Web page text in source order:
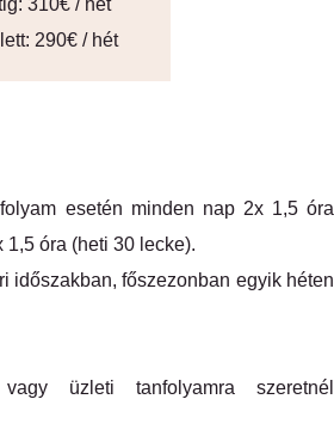
310€ / hét
290€ / hét
esetén minden nap 2x 1,5 óra
óra (heti 30 lecke).
időszakban, főszezonban egyik héten
üzleti tanfolyamra szeretnél